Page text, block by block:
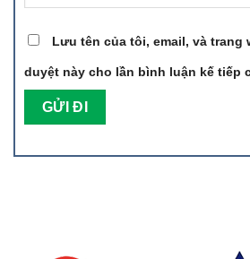
Lưu tên của tôi, email, và trang
duyệt này cho lần bình luận kế tiếp